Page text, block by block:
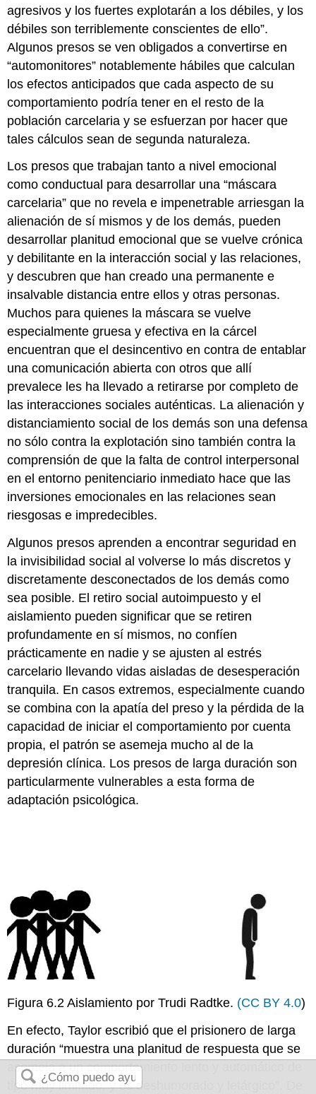
agresivos y los fuertes explotarán a los débiles, y los
débiles son terriblemente conscientes de ello”.
Algunos presos se ven obligados a convertirse en
“automonitores” notablemente hábiles que calculan
los efectos anticipados que cada aspecto de su
comportamiento podría tener en el resto de la
población carcelaria y se esfuerzan por hacer que
tales cálculos sean de segunda naturaleza.
Los presos que trabajan tanto a nivel emocional
como conductual para desarrollar una “máscara
carcelaria” que no revela e impenetrable arriesgan la
alienación de sí mismos y de los demás, pueden
desarrollar planitud emocional que se vuelve crónica
y debilitante en la interacción social y las relaciones,
y descubren que han creado una permanente e
insalvable distancia entre ellos y otras personas.
Muchos para quienes la máscara se vuelve
especialmente gruesa y efectiva en la cárcel
encuentran que el desincentivo en contra de entablar
una comunicación abierta con otros que allí
prevalece les ha llevado a retirarse por completo de
las interacciones sociales auténticas. La alienación y
distanciamiento social de los demás son una defensa
no sólo contra la explotación sino también contra la
comprensión de que la falta de control interpersonal
en el entorno penitenciario inmediato hace que las
inversiones emocionales en las relaciones sean
riesgosas e impredecibles.
Algunos presos aprenden a encontrar seguridad en
la invisibilidad social al volverse lo más discretos y
discretamente desconectados de los demás como
sea posible. El retiro social autoimpuesto y el
aislamiento pueden significar que se retiren
profundamente en sí mismos, no confíen
prácticamente en nadie y se ajusten al estrés
carcelario llevando vidas aisladas de desesperación
tranquila. En casos extremos, especialmente cuando
se combina con la apatía del preso y la pérdida de la
capacidad de iniciar el comportamiento por cuenta
propia, el patrón se asemeja mucho al de la
depresión clínica. Los presos de larga duración son
particularmente vulnerables a esta forma de
adaptación psicológica.
Figura 6.2 Aislamiento por Trudi Radtke. (CC BY 4.0)
En efecto, Taylor escribió que el prisionero de larga
duración “muestra una planitud de respuesta que se
asemeja a un comportamiento lento y automático de
tipo muy limitado, y es deshumorado y letárgico”. De